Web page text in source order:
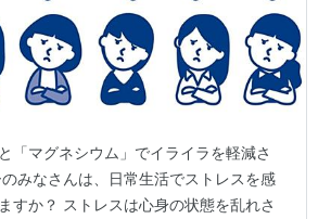
「マグネシウム」でイライラを軽減さ
みなさんは、日常生活でストレスを感
すか？ ストレスは心身の状態を乱れさ